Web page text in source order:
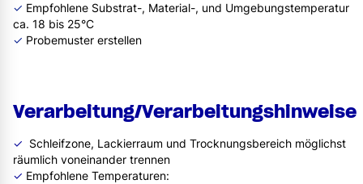
✓ Empfohlene Substrat-, Material-, und Umgebungstemperatur
ca. 18 bis 25°C
✓ Probemuster erstellen
Verarbeitung/Verarbeitungshinweise
✓ Schleifzone, Lackierraum und Trocknungsbereich möglichst
räumlich voneinander trennen
✓ Empfohlene Temperaturen: